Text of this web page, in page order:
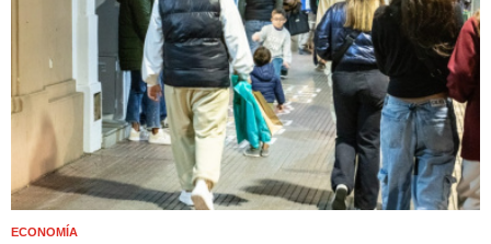
ECONOMÍA